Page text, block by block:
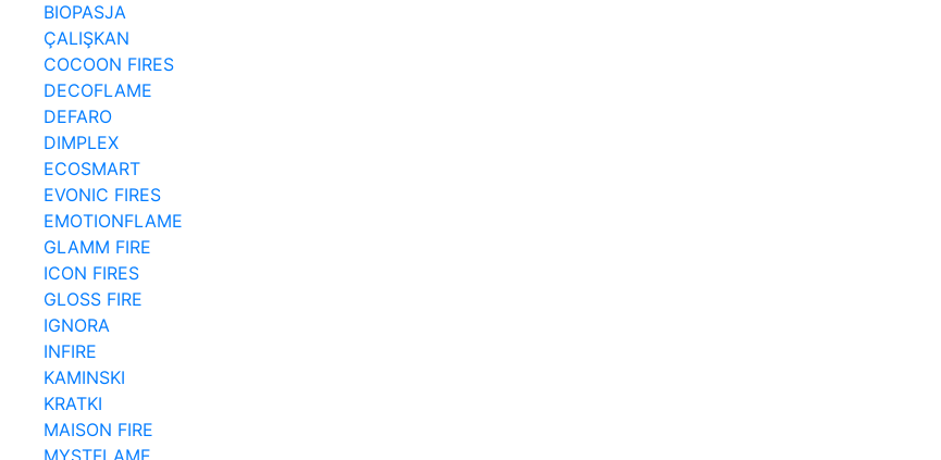
BIOPASJA
ÇALIŞKAN
COCOON FIRES
DECOFLAME
DEFARO
DIMPLEX
ECOSMART
EVONIC FIRES
EMOTIONFLAME
GLAMM FIRE
ICON FIRES
GLOSS FIRE
IGNORA
INFIRE
KAMINSKI
KRATKI
MAISON FIRE